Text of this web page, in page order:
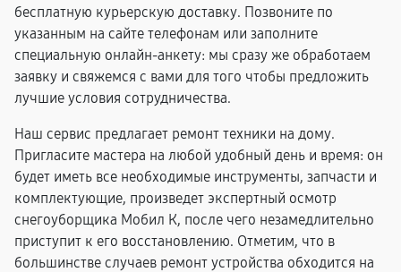
бесплатную курьерскую доставку. Позвоните по
указанным на сайте телефонам или заполните
специальную онлайн-анкету: мы сразу же обработаем
заявку и свяжемся с вами для того чтобы предложить
лучшие условия сотрудничества.
Наш сервис предлагает ремонт техники на дому.
Пригласите мастера на любой удобный день и время: он
будет иметь все необходимые инструменты, запчасти и
комплектующие, произведет экспертный осмотр
снегоуборщика Мобил К, после чего незамедлительно
приступит к его восстановлению. Отметим, что в
большинстве случаев ремонт устройства обходится на